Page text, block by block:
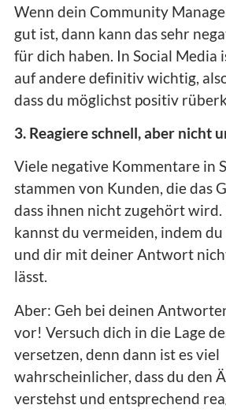
Wenn dein Community
gut ist, dann kann das sehr
für dich haben. In Social Media
auf andere definitiv wichtig,
dass du möglichst positiv
3. Reagiere schnell, aber nicht
Viele negative Kommentare in
stammen von Kunden, die das
dass ihnen nicht zugehört
kannst du vermeiden, indem
und dir mit deiner Antwort
lässt.
Aber: Geh bei deinen
vor! Versuch dich in die Lage
versetzen, denn dann ist es viel
wahrscheinlicher, dass du den
verstehst und entsprechend